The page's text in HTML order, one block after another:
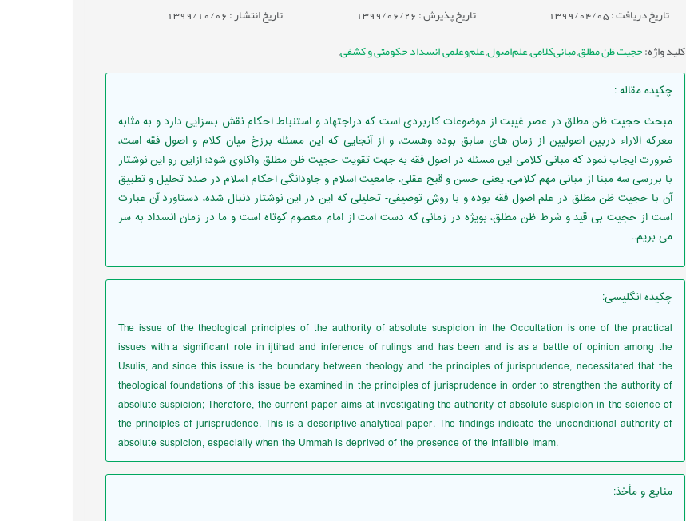
تاریخ دریافت : 1399/04/05 تاریخ پذیرش : 1399/06/26 تاریخ انتشار : 1399/10/06
کلید واژه:حجیت ظن مطلق,مبانی‌کلامی,علم‌اصول,علم‌وعلمی,انسداد حکومتی و کشفی,
چکیده مقاله:
مبحث حجیت ظن مطلق در عصر غیبت از موضوعات کاربردی است که دراجتهاد و استنباط احکام نقش بسزایی دارد و به مثابه
معرکه الاراء دربین اصولیین از زمان های سابق بوده وهست، و از آنجایی که این مسئله برزخ میان کلام و اصول فقه است،
ضرورت ایجاب نمود که مبانی کلامی این مسئله در اصول فقه به جهت تقویت حجیت ظن مطلق واکاوی شود؛ ازاین رو این نوشتار
با بررسی سه مبنا از مبانی مهم کلامی، یعنی حسن و قبح عقلی، جامعیت اسلام و جاودانگی احکام اسلام در صدد تحلیل و تطبیق
آن با حجیت ظن مطلق در علم اصول فقه بوده و با روش توصیفی- تحلیلی که این در این نوشتار دنبال شده، دستاورد آن عبارت
است از حجیت بی قید و شرط ظن مطلق، بویژه در زمانی که دست امت از امام معصوم کوتاه است و ما در زمان انسداد به سر
می بریم..
چکیده انگلیسی:
The issue of the theological principles of the authority of absolute suspicion ‎in the Occultation is one of the practical
issues with a significant role in ijtihad and inference of rulings and has been and is as a battle of opinion among the
Usulis, and since this issue is the boundary between theology and the principles of jurisprudence, necessitated that the
theological foundations of this issue be examined in the principles of jurisprudence in order to strengthen the authority of
absolute suspicion; Therefore, the current paper aims at investigating the authority of absolute suspicion in the science of
the principles of jurisprudence. This is a descriptive-analytical paper. The findings indicate the unconditional authority of
absolute suspicion‎, especially when the Ummah is deprived of the presence of the Infallible Imam.
منابع و مأخذ: